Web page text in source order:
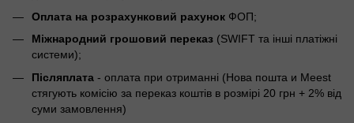
Оплата на розрахунковий рахунок ФОП;
Міжнародний грошовий переказ (SWIFT та інші платіжні
системи);
Післяплата - оплата при отриманні (Нова пошта и Meest
стягують комісію за переказ коштів в розмірі 20 грн + 2% від
суми замовлення)